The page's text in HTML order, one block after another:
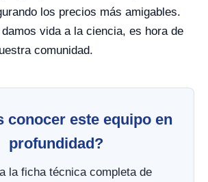
los precios más amigables.
vida a la ciencia, es hora de
comunidad.
conocer este equipo en
profundidad?
la ficha técnica completa de